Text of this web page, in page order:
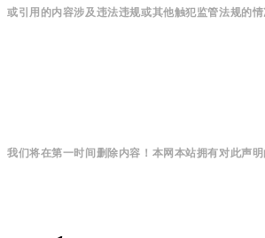
或引用的内容涉及违法违规或其他触犯监管法规的情
我们将在第一时间删除内容！本网本站拥有对此声明